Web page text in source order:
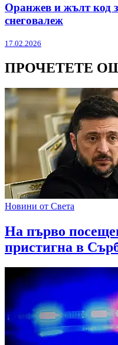
Оранжев и жълт код
снеговалеж
17.02.2026
ПРОЧЕТЕТЕ
Новини от Света
На първо
пристигна в